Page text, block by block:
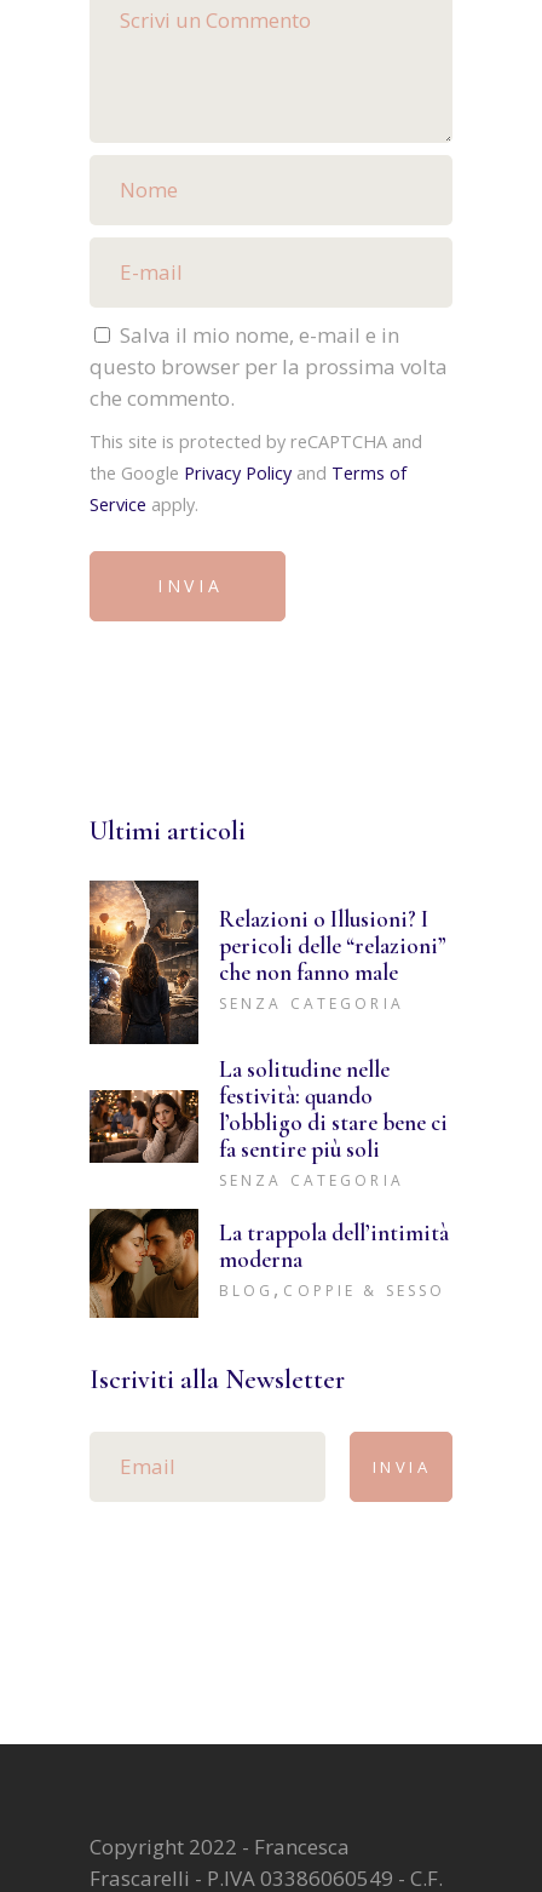
Salva il mio nome, e-mail e in
questo browser per la prossima volta
che commento.
This site is protected by reCAPTCHA and
the Google Privacy Policy and Terms of
Service apply.
INVIA
Ultimi articoli
Relazioni o Illusioni? I
pericoli delle “relazioni”
che non fanno male
SENZA CATEGORIA
La solitudine nelle
festività: quando
l’obbligo di stare bene ci
fa sentire più soli
SENZA CATEGORIA
La trappola dell’intimità
moderna
BLOG , COPPIE & SESSO
Iscriviti alla Newsletter
INVIA
Copyright 2022 - Francesca
Frascarelli - P.IVA 03386060549 - C.F.